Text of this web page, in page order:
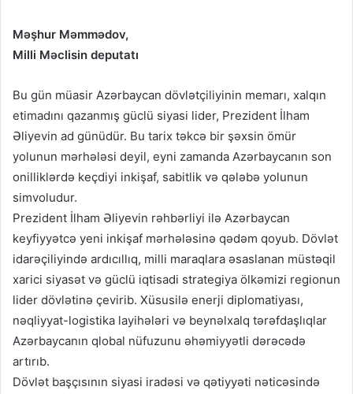
Məşhur Məmmədov,
Milli Məclisin deputatı
Bu gün müasir Azərbaycan dövlətçiliyinin memarı, xalqın
etimadını qazanmış güclü siyasi lider, Prezident İlham
Əliyevin ad günüdür. Bu tarix təkcə bir şəxsin ömür
yolunun mərhələsi deyil, eyni zamanda Azərbaycanın son
onilliklərdə keçdiyi inkişaf, sabitlik və qələbə yolunun
simvoludur.
Prezident İlham Əliyevin rəhbərliyi ilə Azərbaycan
keyfiyyətcə yeni inkişaf mərhələsinə qədəm qoyub. Dövlət
idarəçiliyində ardıcıllıq, milli maraqlara əsaslanan müstəqil
xarici siyasət və güclü iqtisadi strategiya ölkəmizi regionun
lider dövlətinə çevirib. Xüsusilə enerji diplomatiyası,
nəqliyyat-logistika layihələri və beynəlxalq tərəfdaşlıqlar
Azərbaycanın qlobal nüfuzunu əhəmiyyətli dərəcədə
artırıb.
Dövlət başçısının siyasi iradəsi və qətiyyəti nəticəsində